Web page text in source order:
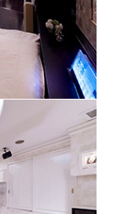
気の空間